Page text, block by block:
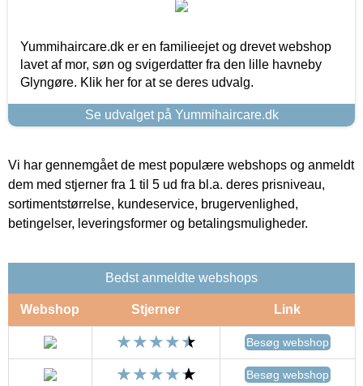
Yummihaircare.dk er en familieejet og drevet webshop
lavet af mor, søn og svigerdatter fra den lille havneby
Glyngøre. Klik her for at se deres udvalg.
Se udvalget på Yummihaircare.dk
Vi har gennemgået de mest populære webshops og anmeldt
dem med stjerner fra 1 til 5 ud fra bl.a. deres prisniveau,
sortimentstørrelse, kundeservice, brugervenlighed,
betingelser, leveringsformer og betalingsmuligheder.
Bedst anmeldte webshops
Webshop Stjerner Link
Besøg webshop
Besøg webshop